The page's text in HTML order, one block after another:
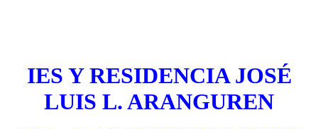
IES Y RESIDENCIA JOSÉ
LUIS L. ARANGUREN